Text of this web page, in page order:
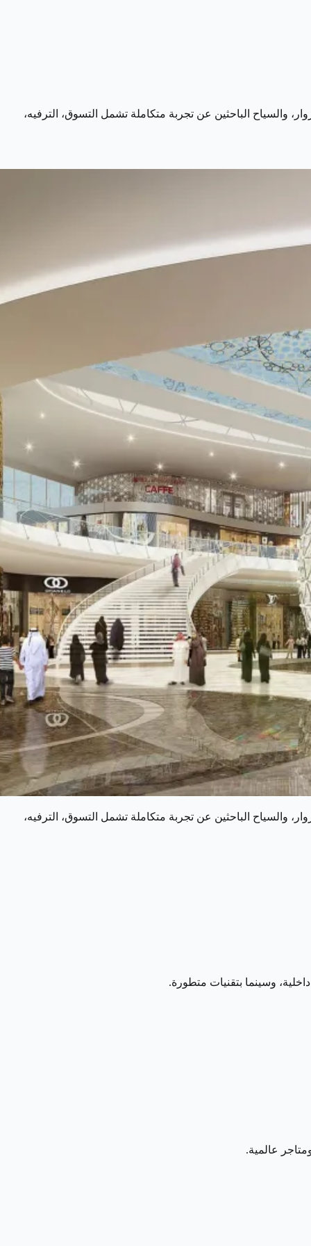
والسياح الباحثين عن تجربة متكاملة تشمل التسوق، الترفيه،
والسياح الباحثين عن تجربة متكاملة تشمل التسوق، الترفيه،